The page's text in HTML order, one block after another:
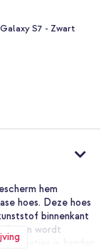
S7 - Zwart
hem
hoes. Deze hoes
binnenkant
design wordt
touwtjes in handen